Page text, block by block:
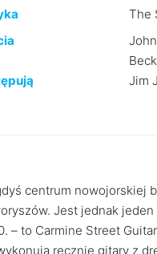
The
Jim
centrum nowojorskiej
Jest jednak
– to Carmine Street
ręcznie gitary z